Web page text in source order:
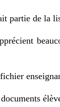
partie de la